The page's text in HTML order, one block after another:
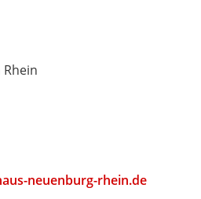
neuenburg-rhein.de